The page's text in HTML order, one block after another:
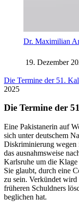
Dr. Maximilian
19. Dezember
Die Termine der 51.
2025
Die Termine der
Eine Pakistanerin auf
sich unter deutschem
Diskriminierung wegen
das ausnahmsweise
Karlsruhe um die Klage
Sie glaubt, durch eine
zu sein. Verkündet
früheren Schuldners
beglichen hat.